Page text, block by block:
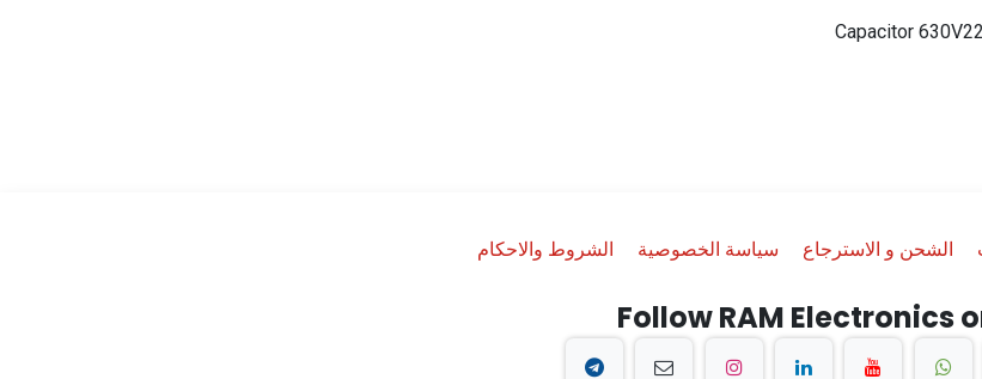
Capacitor
الشحن و الاسترجاع سياسة الخصوصية الشروط والاحكام
Follow RAM Electronics